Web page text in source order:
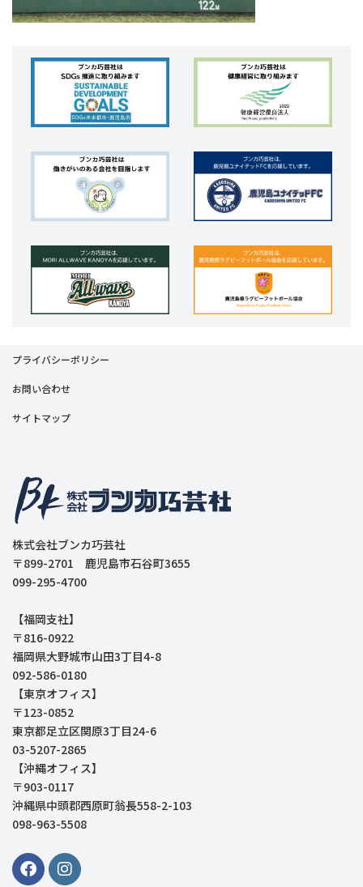
プライバシーポリシー
お問い合わせ
サイトマップ
株式会社ブンカ巧芸社
〒899-2701 鹿児島市石谷町3655
099-295-4700
【福岡支社】
〒816-0922
福岡県大野城市山田3丁目4-8
092-586-0180
【東京オフィス】
〒123-0852
東京都足立区関原3丁目24-6
03-5207-2865
【沖縄オフィス】
〒903-0117
沖縄県中頭郡西原町翁長558-2-103
098-963-5508